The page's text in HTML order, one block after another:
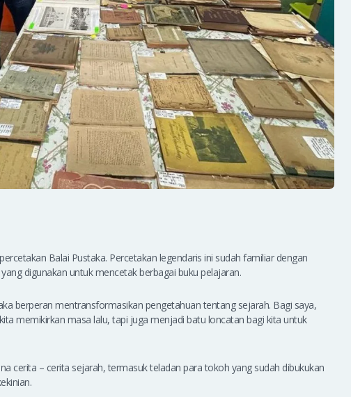
Balai Pustaka. Percetakan legendaris ini sudah familiar dengan
digunakan untuk mencetak berbagai buku pelajaran.
berperan mentransformasikan pengetahuan tentang sejarah. Bagi saya,
memikirkan masa lalu, tapi juga menjadi batu loncatan bagi kita untuk
cerita – cerita sejarah, termasuk teladan para tokoh yang sudah dibukukan